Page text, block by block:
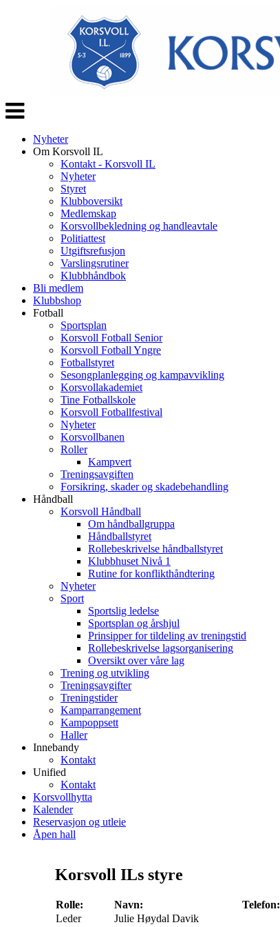
Veksle
navigasjon
Nyheter
Om Korsvoll IL
Kontakt - Korsvoll IL
Nyheter
Styret
Klubboversikt
Medlemskap
Korsvollbekledning og handleavtale
Politiattest
Utgiftsrefusjon
Varslingsrutiner
Klubbhåndbok
Bli medlem
Klubbshop
Fotball
Sportsplan
Korsvoll Fotball Senior
Korsvoll Fotball Yngre
Fotballstyret
Sesongplanlegging og kampavvikling
Korsvollakademiet
Tine Fotballskole
Korsvoll Fotballfestival
Nyheter
Korsvollbanen
Roller
Kampvert
Treningsavgiften
Forsikring, skader og skadebehandling
Håndball
Korsvoll Håndball
Om håndballgruppa
Håndballstyret
Rollebeskrivelse håndballstyret
Klubbhuset Nivå 1
Rutine for konflikthåndtering
Nyheter
Sport
Sportslig ledelse
Sportsplan og årshjul
Prinsipper for tildeling av treningstid
Rollebeskrivelse lagsorganisering
Oversikt over våre lag
Trening og utvikling
Treningsavgifter
Treningstider
Kamparrangement
Kampoppsett
Haller
Innebandy
Kontakt
Unified
Kontakt
Korsvollhytta
Kalender
Reservasjon og utleie
Åpen hall
Korsvoll ILs styre
Rolle: Navn: Telefon:
Leder
Julie Høydal Davik